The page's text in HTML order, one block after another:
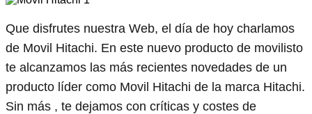
Que disfrutes nuestra Web, el día de hoy charlamos
de Movil Hitachi. En este nuevo producto de movilisto
te alcanzamos las más recientes novedades de un
producto líder como Movil Hitachi de la marca Hitachi.
Sin más , te dejamos con críticas y costes de